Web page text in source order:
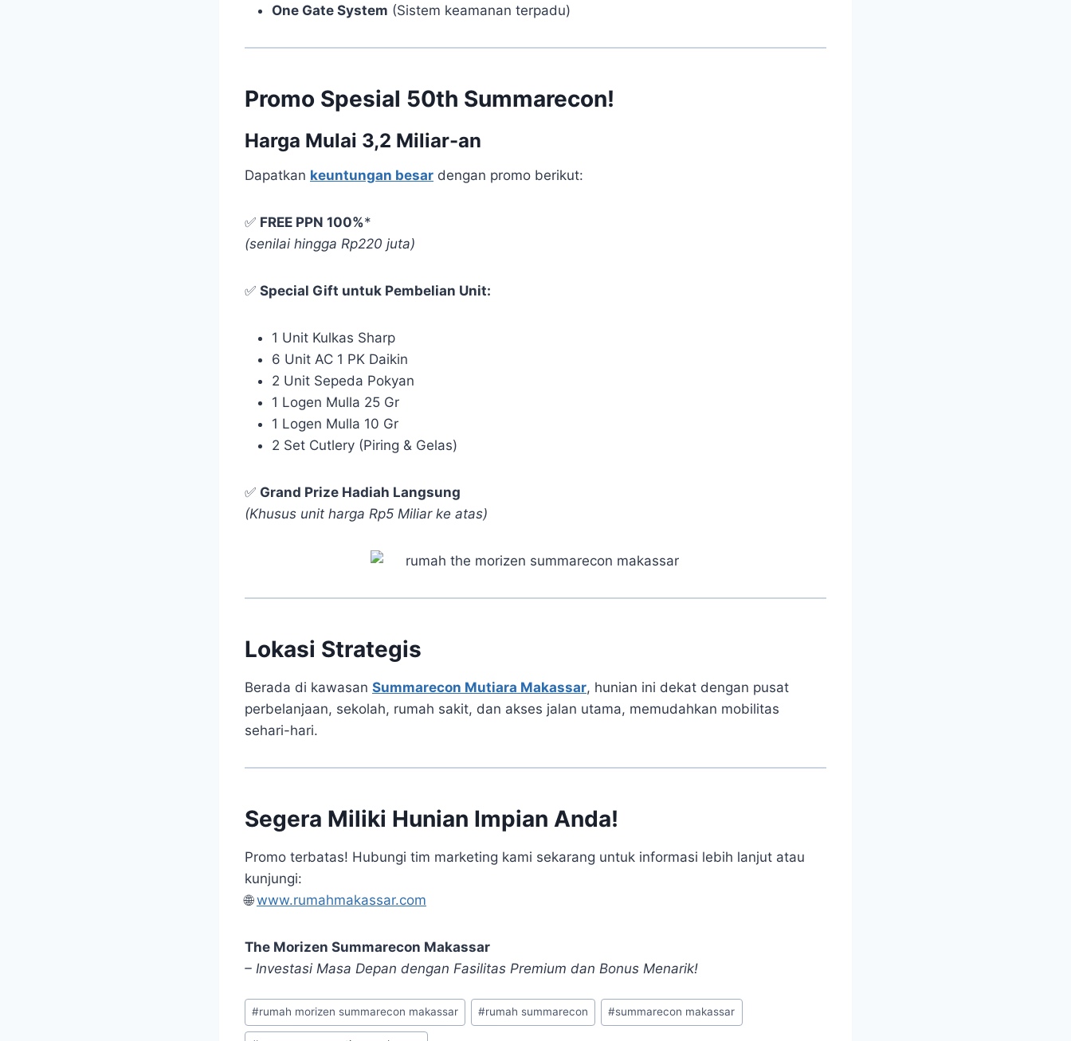
One Gate System (Sistem keamanan terpadu)
Promo Spesial 50th Summarecon!
Harga Mulai 3,2 Miliar-an
Dapatkan keuntungan besar dengan promo berikut:
✅ FREE PPN 100%*
(senilai hingga Rp220 juta)
✅ Special Gift untuk Pembelian Unit:
1 Unit Kulkas Sharp
6 Unit AC 1 PK Daikin
2 Unit Sepeda Pokyan
1 Logen Mulla 25 Gr
1 Logen Mulla 10 Gr
2 Set Cutlery (Piring & Gelas)
✅ Grand Prize Hadiah Langsung
(Khusus unit harga Rp5 Miliar ke atas)
Lokasi Strategis
Berada di kawasan Summarecon Mutiara Makassar, hunian ini dekat dengan pusat
perbelanjaan, sekolah, rumah sakit, dan akses jalan utama, memudahkan mobilitas
sehari-hari.
Segera Miliki Hunian Impian Anda!
Promo terbatas! Hubungi tim marketing kami sekarang untuk informasi lebih lanjut atau
kunjungi:
🌐www.rumahmakassar.com
The Morizen Summarecon Makassar
– Investasi Masa Depan dengan Fasilitas Premium dan Bonus Menarik!
Post
Tags:
#rumah morizen summarecon makassar #rumah summarecon #summarecon makassar